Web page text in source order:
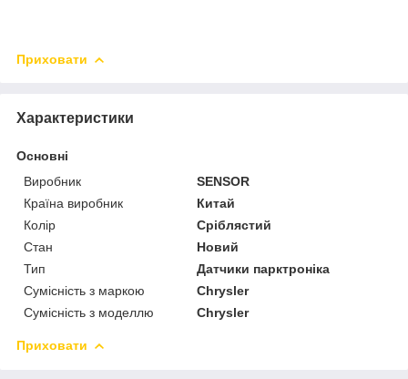
Приховати
Характеристики
Основні
Виробник
SENSOR
Країна виробник
Китай
Колір
Сріблястий
Стан
Новий
Тип
Датчики парктроніка
Сумісність з маркою
Chrysler
Сумісність з моделлю
Chrysler
Приховати